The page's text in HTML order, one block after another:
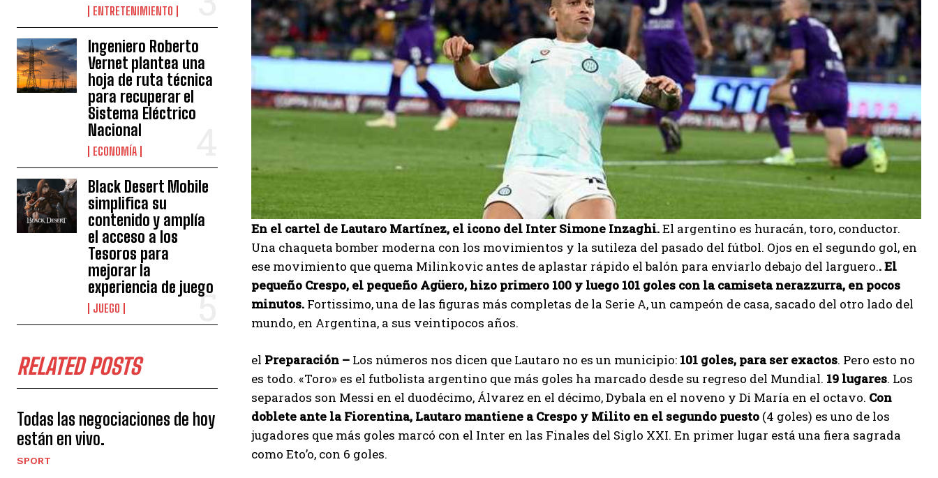
I WANT IN
I've read and accept thePrivacy Policy.
ENTRETENIMIENTO
Ingeniero Roberto
Vernet plantea una
hoja de ruta técnica
para recuperar el
Sistema Eléctrico
Nacional
ECONOMÍA
Black Desert Mobile
simplifica su
contenido y amplía
el acceso a los
Tesoros para
mejorar la
experiencia de juego
JUEGO
RELATED POSTS
Todas las negociaciones de hoy
están en vivo.
SPORT
En el cartel de Lautaro Martínez, el icono del Inter Simone Inzaghi.El argentino es huracán, toro, conductor.
Una chaqueta bomber moderna con los movimientos y la sutileza del pasado del fútbol. Ojos en el segundo gol, en
ese movimiento que quema Milinkovic antes de aplastar rápido el balón para enviarlo debajo del larguero.. El
pequeño Crespo, el pequeño Agüero, hizo primero 100 y luego 101 goles con la camiseta nerazzurra, en pocos
minutos. Fortissimo, una de las figuras más completas de la Serie A, un campeón de casa, sacado del otro lado del
mundo, en Argentina, a sus veintipocos años.
el Preparación – Los números nos dicen que Lautaro no es un municipio: 101 goles, para ser exactos. Pero esto no
es todo. «Toro» es el futbolista argentino que más goles ha marcado desde su regreso del Mundial. 19 lugares. Los
separados son Messi en el duodécimo, Álvarez en el décimo, Dybala en el noveno y Di María en el octavo. Con
doblete ante la Fiorentina, Lautaro mantiene a Crespo y Milito en el segundo puesto (4 goles) es uno de los
jugadores que más goles marcó con el Inter en las Finales del Siglo XXI. En primer lugar está una fiera sagrada
como Eto’o, con 6 goles.